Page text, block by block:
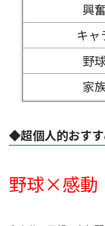
興
キャ
野
家
◆超個人的おす
野球×感動